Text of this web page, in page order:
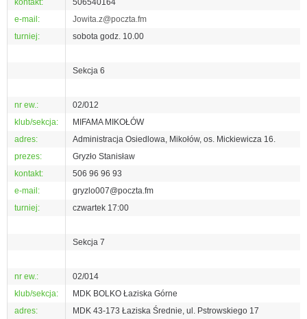
kontakt:
506540164
e-mail:
Jowita.z@poczta.fm
turniej:
sobota godz. 10.00
Sekcja 6
nr ew.:
02/012
klub/sekcja:
MIFAMA MIKOŁÓW
adres:
Administracja Osiedlowa, Mikołów, os. Mickiewicza 16.
prezes:
Gryzło Stanisław
kontakt:
506 96 96 93
e-mail:
gryzlo007@poczta.fm
turniej:
czwartek 17:00
Sekcja 7
nr ew.:
02/014
klub/sekcja:
MDK BOLKO Łaziska Górne
adres:
MDK 43-173 Łaziska Średnie, ul. Pstrowskiego 17